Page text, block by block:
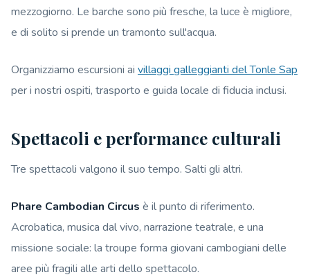
mezzogiorno. Le barche sono più fresche, la luce è migliore,
e di solito si prende un tramonto sull'acqua.
Organizziamo escursioni ai villaggi galleggianti del Tonle Sap
per i nostri ospiti, trasporto e guida locale di fiducia inclusi.
Spettacoli e performance culturali
Tre spettacoli valgono il suo tempo. Salti gli altri.
Phare Cambodian Circus è il punto di riferimento.
Acrobatica, musica dal vivo, narrazione teatrale, e una
missione sociale: la troupe forma giovani cambogiani delle
aree più fragili alle arti dello spettacolo.